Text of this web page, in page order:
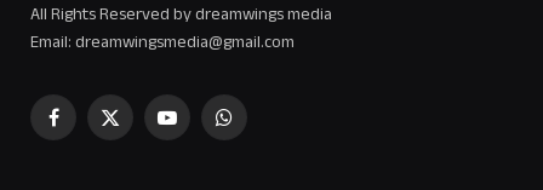
All Rights Reserved by dreamwings media
Email: dreamwingsmedia@gmail.com
Facebook
X
YouTubeWhatsApp